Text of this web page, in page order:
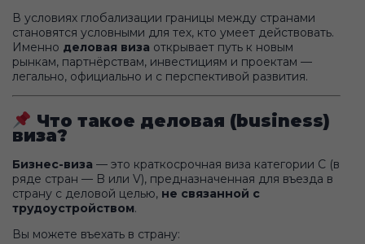
В условиях глобализации границы между странами
становятся условными для тех, кто умеет действовать.
Именно деловая виза открывает путь к новым
рынкам, партнёрствам, инвестициям и проектам —
легально, официально и с перспективой развития.
Что такое деловая (business)
виза?
Бизнес-виза — это краткосрочная виза категории C (в
ряде стран — B или V), предназначенная для въезда в
страну с деловой целью, не связанной с
трудоустройством.
Вы можете въехать в страну: